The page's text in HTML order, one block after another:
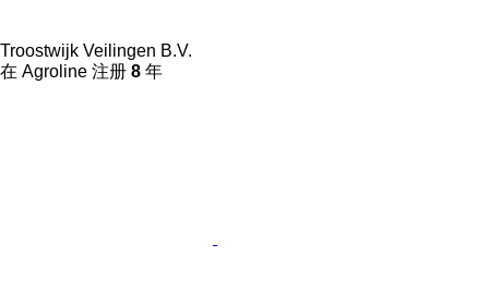
Troostwijk Veilingen B.V.
在 Agroline 注册 8 年